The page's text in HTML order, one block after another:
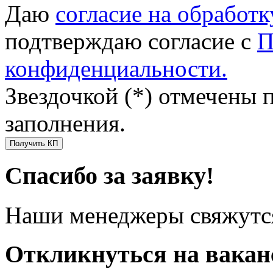
Даю согласие на
подтверждаю согласие с
конфиденциальности.
Звездочкой (*) отмечены
заполнения.
Получить КП
Спасибо за заявку!
Наши менеджеры
Откликнуться на